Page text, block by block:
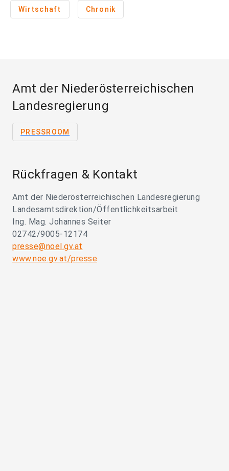
Wirtschaft Chronik
Amt der Niederösterreichischen
Landesregierung
PRESSROOM
Rückfragen & Kontakt
Amt der Niederösterreichischen Landesregierung
Landesamtsdirektion/Öffentlichkeitsarbeit
Ing. Mag. Johannes Seiter
02742/9005-12174
presse@noel.gv.at
www.noe.gv.at/presse